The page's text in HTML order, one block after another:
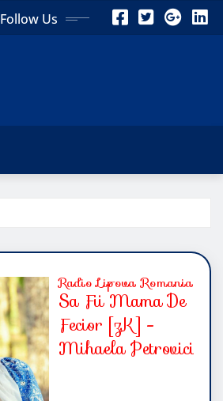
Follow Us